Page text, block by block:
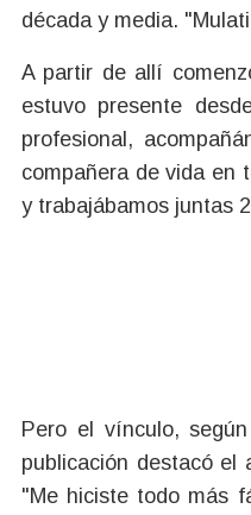
década y media.
A partir de allí
estuvo presente
profesional,
compañera de vida en
y trabajábamos juntas
Pero el vínculo,
publicación destacó el
"Me hiciste todo más